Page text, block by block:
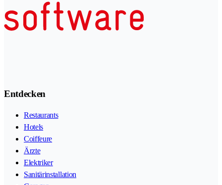
Entdecken
Restaurants
Hotels
Coiffeure
Ärzte
Elektriker
Sanitärinstallation